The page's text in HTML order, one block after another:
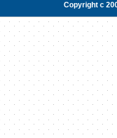
Copyright c